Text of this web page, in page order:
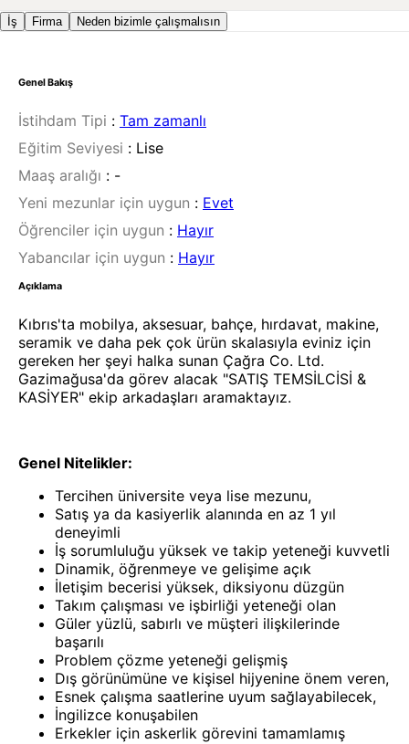
İş Firma Neden bizimle çalışmalısın
Genel Bakış
İstihdam Tipi : Tam zamanlı
Eğitim Seviyesi : Lise
Maaş aralığı : -
Yeni mezunlar için uygun : Evet
Öğrenciler için uygun : Hayır
Yabancılar için uygun : Hayır
Açıklama
Kıbrıs'ta mobilya, aksesuar, bahçe, hırdavat, makine,
seramik ve daha pek çok ürün skalasıyla eviniz için
gereken her şeyi halka sunan Çağra Co. Ltd.
Gazimağusa'da görev alacak "SATIŞ TEMSİLCİSİ &
KASİYER" ekip arkadaşları aramaktayız.
Genel Nitelikler:
Tercihen üniversite veya lise mezunu,
Satış ya da kasiyerlik alanında en az 1 yıl
deneyimli
İş sorumluluğu yüksek ve takip yeteneği kuvvetli
Dinamik, öğrenmeye ve gelişime açık
İletişim becerisi yüksek, diksiyonu düzgün
Takım çalışması ve işbirliği yeteneği olan
Güler yüzlü, sabırlı ve müşteri ilişkilerinde
başarılı
Problem çözme yeteneği gelişmiş
Dış görünümüne ve kişisel hijyenine önem veren,
Esnek çalışma saatlerine uyum sağlayabilecek,
İngilizce konuşabilen
Erkekler için askerlik görevini tamamlamış